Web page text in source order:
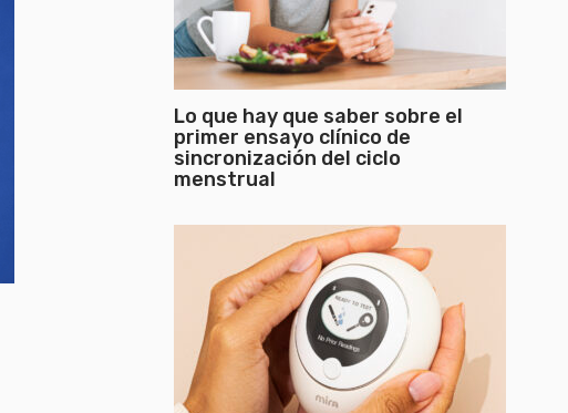
Lo que hay que saber sobre el
primer ensayo clínico de
sincronización del ciclo
menstrual